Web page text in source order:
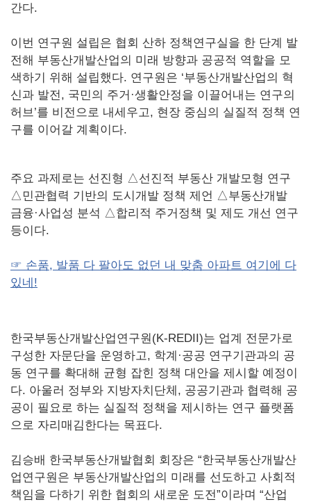
간다.
이번 연구원 설립은 협회 산하 정책연구실을 한 단계 발
전해 부동산개발산업의 미래 방향과 공공적 역할을 모
색하기 위해 설립했다. 연구원은 ‘부동산개발산업의 혁
신과 발전, 국민의 주거·생활안정을 이끌어내는 연구의
허브’를 비전으로 내세우고, 현장 중심의 실질적 정책 연
구를 이어갈 계획이다.
주요 과제로는 선진형 △선진적 부동산 개발모형 연구
△민관협력 기반의 도시개발 정책 제언 △부동산개발
금융·사업성 분석 △합리적 주거정책 및 제도 개선 연구
등이다.
☞ 손품, 발품 다 팔아도 없던 내 맞춤 아파트 여기에 다
있네!
한국부동산개발산업연구원(K-REDII)는 업계 전문가로
구성한 자문단을 운영하고, 학계·공공 연구기관과의 공
동 연구를 확대해 균형 잡힌 정책 대안을 제시할 예정이
다. 아울러 정부와 지방자치단체, 공공기관과 협력해 공
공이 필요로 하는 실질적 정책을 제시하는 연구 플랫폼
으로 자리매김한다는 목표다.
김승배 한국부동산개발협회 회장은 “한국부동산개발산
업연구원은 부동산개발산업의 미래를 선도하고 사회적
책임을 다하기 위한 협회의 새로운 도전”이라며 “산업